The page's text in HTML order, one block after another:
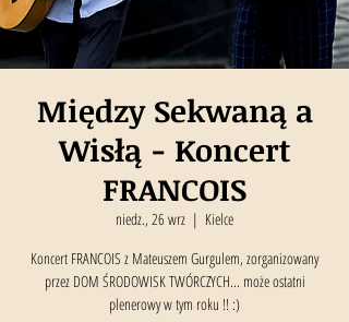
Między Sekwaną a
Wisłą - Koncert
FRANCOIS
niedz., 26 wrz
  |
Kielce
Koncert FRANCOIS z Mateuszem Gurgulem, zorganizowany
przez DOM ŚRODOWISK TWÓRCZYCH... może ostatni
plenerowy w tym roku !! :)